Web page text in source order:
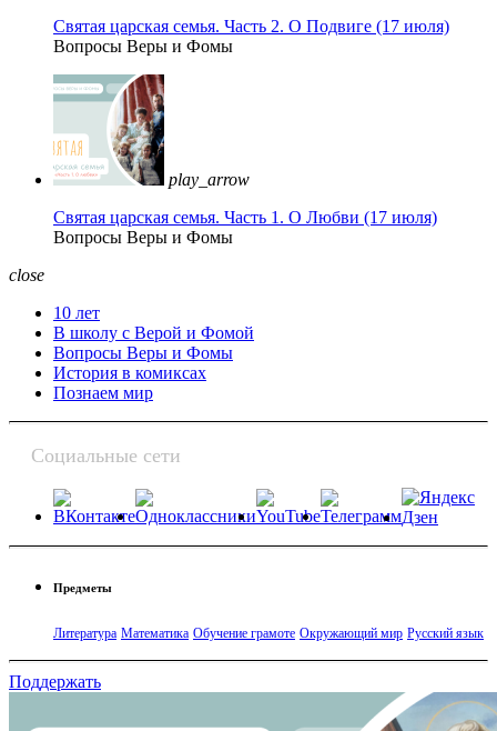
Святая царская семья. Часть 2. О Подвиге (17 июля)
Вопросы Веры и Фомы
play_arrow
Святая царская семья. Часть 1. О Любви (17 июля)
Вопросы Веры и Фомы
close
10 лет
В школу с Верой и Фомой
Вопросы Веры и Фомы
История в комиксах
Познаем мир
Социальные сети
Предметы
Литература Математика Обучение грамоте Окружающий мир Русский язык
Поддержать